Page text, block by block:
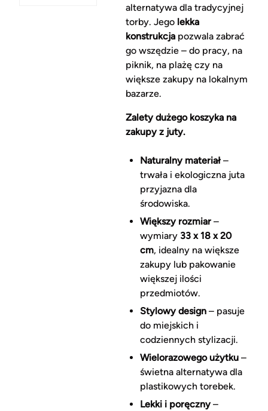
alternatywa dla tradycyjnej
torby. Jego lekka
konstrukcjapozwala zabrać
go wszędzie – do pracy, na
piknik, na plażę czy na
większe zakupy na lokalnym
bazarze.
Zalety dużego koszyka na
zakupy z juty.
Naturalny materiał–
trwała i ekologiczna juta
przyjazna dla
środowiska.
Większy rozmiar–
wymiary 33 x 18 x 20
cm, idealny na większe
zakupy lub pakowanie
większej ilości
przedmiotów.
Stylowy design– pasuje
do miejskich i
codziennych stylizacji.
Wielorazowego użytku–
świetna alternatywa dla
plastikowych torebek.
Lekki i poręczny–